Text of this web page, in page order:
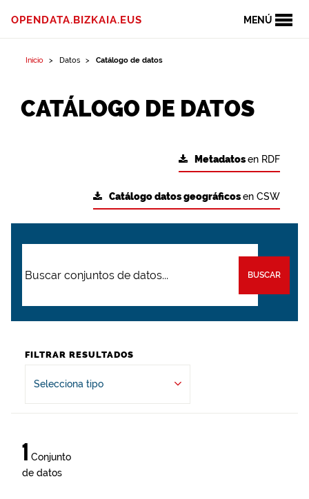
MENÚ
OPENDATA.BIZKAIA.EUS
Inicio Datos Catálogo de datos
CATÁLOGO DE DATOS
Metadatosen RDF
Catálogo datos geográficosen CSW
BUSCAR
FILTRAR RESULTADOS
Selecciona tipo
1 Conjunto
de datos